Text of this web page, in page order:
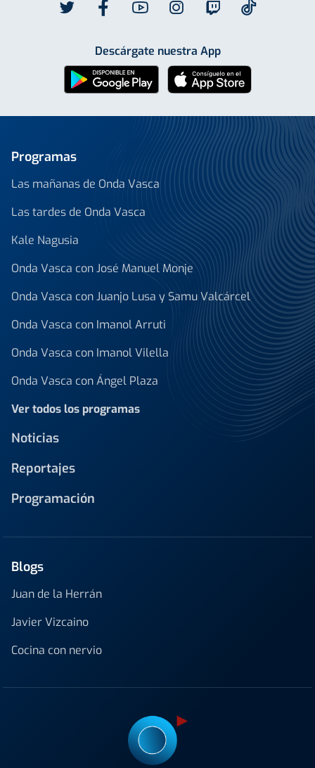
Descárgate nuestra App
Programas
Las mañanas de Onda Vasca
Las tardes de Onda Vasca
Kale Nagusia
Onda Vasca con José Manuel Monje
Onda Vasca con Juanjo Lusa y Samu Valcárcel
Onda Vasca con Imanol Arruti
Onda Vasca con Imanol Vilella
Onda Vasca con Ángel Plaza
Ver todos los programas
Noticias
Reportajes
Programación
Blogs
Juan de la Herrán
Javier Vizcaino
Cocina con nervio